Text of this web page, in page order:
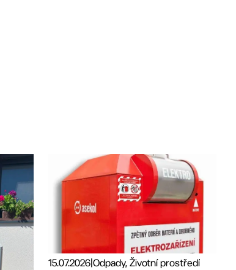
15.07.2026|Odpady, Životní prostředí